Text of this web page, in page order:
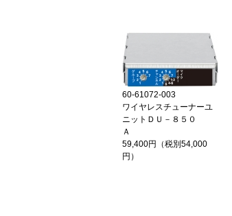
60-61072-003
ワイヤレスチューナーユ
ニットＤＵ－８５０
Ａ
59,400円（税別54,000
円）